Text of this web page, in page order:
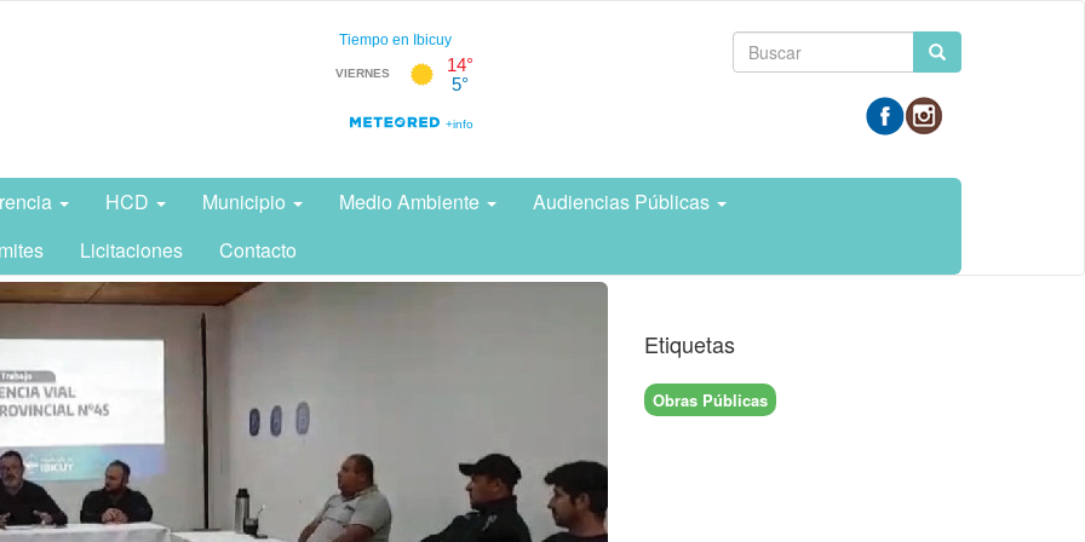
Formulario
búsqueda
HCD Municipio Medio Ambiente
Audiencias Públicas
Licitaciones Contacto
Etiquetas
Obras Públicas